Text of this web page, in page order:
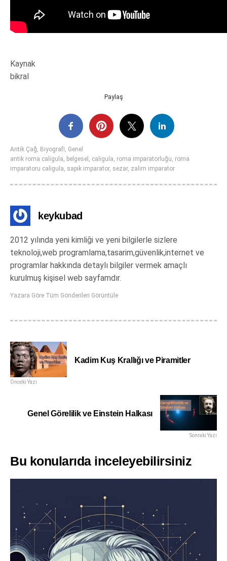
Kaynak
bikral
Paylaş
Antik Çağ, Biyografi, Genel
antik roma caligula, belgesel , caligula, roma imparatorluğu, roma
imparatoru caligula, sapık imparator, sezar, zalim imparator
keykubad
2012 yılında yeni kimliği ve yeni bilgilerle sizlere
teknoloji,web programlama,tasarim,güvenlik,internet ve
programlar hakkında detaylı bilgiler vermek amaçlı
kurulmuş kişisel web sayfamdır.
Yazara Göre Tüm Gönderileri Görüntüle
Kadim Kuş Krallığı ve Piramitler
Önceki Yazı
Genel Görelilik ve Einstein Halkası
Sonraki Yazı
Bu konularıda inceleyebilirsiniz